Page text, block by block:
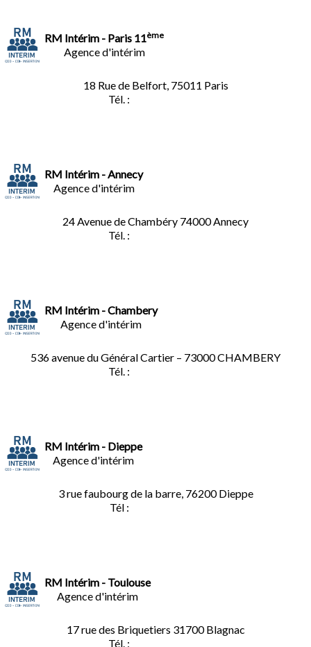
RM Intérim - Paris 11ème
Agence d'intérim
18 Rue de Belfort, 75011 Paris
Tél. :
RM Intérim - Annecy
Agence d'intérim
24 Avenue de Chambéry 74000 Annecy
Tél. :
RM Intérim - Chambery
Agence d'intérim
536 avenue du Général Cartier – 73000 CHAMBERY
Tél. :
RM Intérim - Dieppe
Agence d'intérim
3 rue faubourg de la barre, 76200 Dieppe
Tél :
RM Intérim - Toulouse
Agence d'intérim
17 rue des Briquetiers 31700 Blagnac
Tél. :